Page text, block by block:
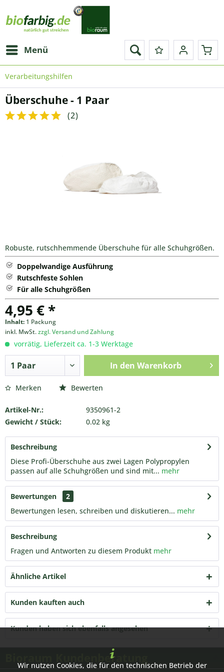
Menü
Verarbeitungshilfen
Überschuhe - 1 Paar
(2)
Robuste, rutschhemmende Überschuhe für alle Schuhgrößen.
Doppelwandige Ausführung
Rutschfeste Sohlen
Für alle Schuhgrößen
4,95 € *
Inhalt: 1 Packung
inkl. MwSt.zzgl. Versand und Zahlung
vorrätig, Lieferzeit ca. 1-3 Werktage
In den Warenkorb
Merken Bewerten
Artikel-Nr.:
9350961-2
Gewicht / Stück:
0.02 kg
Beschreibung
Diese Profi-Überschuhe aus zwei Lagen Polypropylen
passen auf alle Schuhgrößen und sind mit... mehr
Bewertungen
2
Bewertungen lesen, schreiben und diskutieren... mehr
Beschreibung
Fragen und Antworten zu diesem Produkt mehr
Ähnliche Artikel
Kunden kauften auch
Kunden haben sich ebenfalls angesehen
Bioraum Kundenberatung
Wir nutzen Cookies, die für den technischen Betrieb der